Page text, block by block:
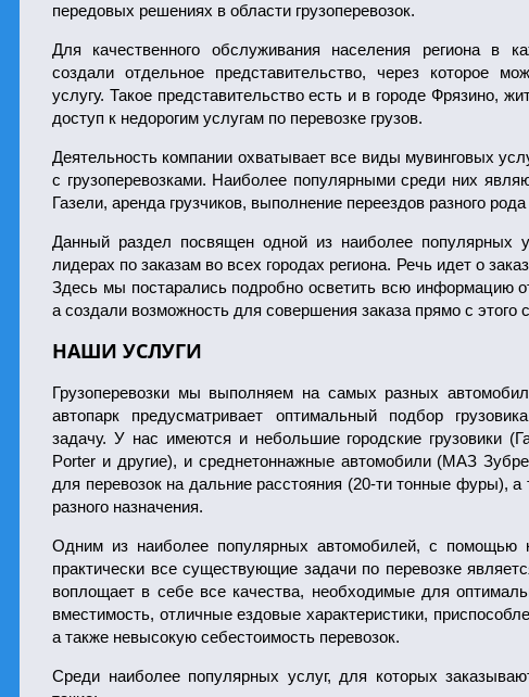
передовых решениях в области грузоперевозок.
Для качественного обслуживания населения региона в
создали отдельное представительство, через которое
услугу. Такое представительство есть и в городе Фрязино,
доступ к недорогим услугам по перевозке грузов.
Деятельность компании охватывает все виды мувинговых
с грузоперевозками. Наиболее популярными среди них
Газели, аренда грузчиков, выполнение переездов разного
Данный раздел посвящен одной из наиболее популярных
лидерах по заказам во всех городах региона. Речь идет о
Здесь мы постарались подробно осветить всю информацию
а создали возможность для совершения заказа прямо с этого
НАШИ УСЛУГИ
Грузоперевозки мы выполняем на самых разных
автопарк предусматривает оптимальный подбор
задачу. У нас имеются и небольшие городские грузовики
Porter и другие), и среднетоннажные автомобили (МАЗ
для перевозок на дальние расстояния (20-ти тонные фуры), а
разного назначения.
Одним из наиболее популярных автомобилей, с помощью
практически все существующие задачи по перевозке
воплощает в себе все качества, необходимые для
вместимость, отличные ездовые характеристики,
а также невысокую себестоимость перевозок.
Среди наиболее популярных услуг, для которых